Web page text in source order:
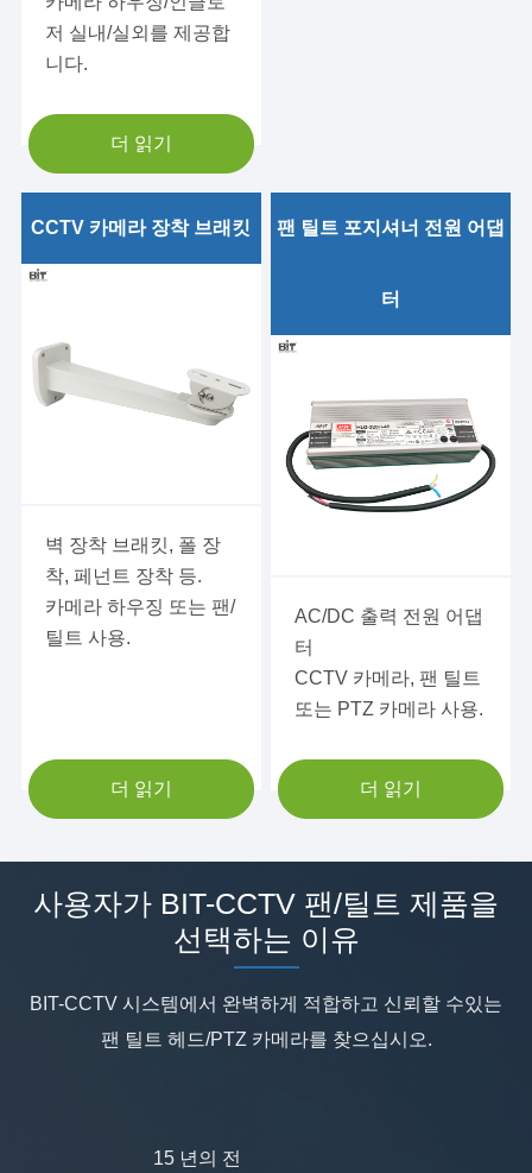
저 실내/실외를 제공합
니다.
더 읽기
CCTV 카메라 장착 브래킷
벽 마운트 브래킷
BIT-WS1292 실내 카메라
BIT-WS1203 실내 카메라
펜던트 마운트 브래킷
BIT-WS1293 야외 카메라
벽 마운트 브래킷 유니버설
조인트
벽 장착 브래킷, 폴 장
착, 페넌트 장착 등.
카메라 하우징 또는 팬/
틸트 사용.
더 읽기
팬 틸트 포지셔너 전원 어댑
터
36VDC 150W 전원 공급 장
HLG-240H-36 AC/DC
36VDC 240W 전원 공급 장
치
HLG-240H-48 AC/DC
48VDC 240W 전력 공급
AC/DC 출력 전원 어댑
터
CCTV 카메라, 팬 틸트
또는 PTZ 카메라 사용.
더 읽기
사용자가 BIT-CCTV 팬/틸트 제품을
선택하는 이유
BIT-CCTV 시스템에서 완벽하게 적합하고 신뢰할 수있는
팬 틸트 헤드/PTZ 카메라를 찾으십시오.
15 년의 전